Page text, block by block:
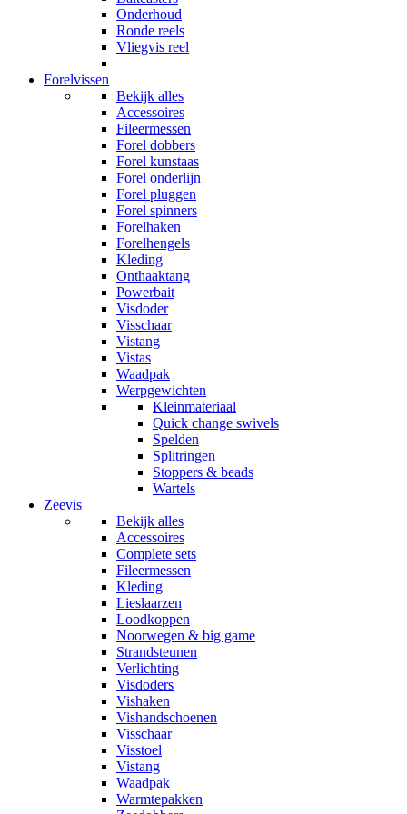
Onderhoud
Ronde reels
Vliegvis reel
Forelvissen
Bekijk alles
Accessoires
Fileermessen
Forel dobbers
Forel kunstaas
Forel onderlijn
Forel pluggen
Forel spinners
Forelhaken
Forelhengels
Kleding
Onthaaktang
Powerbait
Visdoder
Visschaar
Vistang
Vistas
Waadpak
Werpgewichten
Kleinmateriaal
Quick change swivels
Spelden
Splitringen
Stoppers & beads
Wartels
Zeevis
Bekijk alles
Accessoires
Complete sets
Fileermessen
Kleding
Lieslaarzen
Loodkoppen
Noorwegen & big game
Strandsteunen
Verlichting
Visdoders
Vishaken
Vishandschoenen
Visschaar
Visstoel
Vistang
Waadpak
Warmtepakken